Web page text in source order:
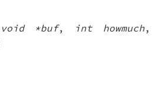
void *buf, int howmuch,